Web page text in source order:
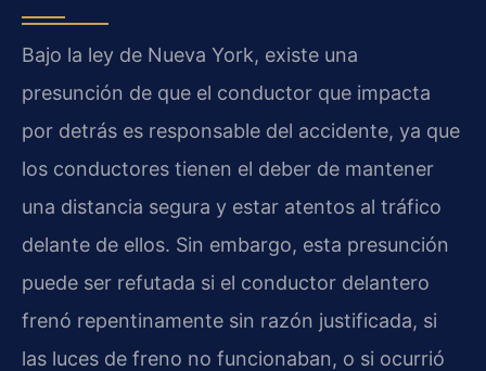
Bajo la ley de Nueva York, existe una
presunción de que el conductor que impacta
por detrás es responsable del accidente, ya que
los conductores tienen el deber de mantener
una distancia segura y estar atentos al tráfico
delante de ellos. Sin embargo, esta presunción
puede ser refutada si el conductor delantero
frenó repentinamente sin razón justificada, si
las luces de freno no funcionaban, o si ocurrió